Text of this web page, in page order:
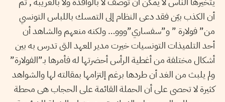
أن الكذب بيّن فقد دعى النظام إلى التمسك باللباس التونسي
من” فولارة ” و”سفساري”ووو… ولكنه منعهم والشاهد أن
أحد التلميذات التونسيات خيرت مدير المعهد التى تدرس به بين
أشكال مختلفة من أغطية الرأس أحضرتها له فأمرها بـ”الفولارة”
ولم يلبث من الغد أن طردها برغم إلتزامها بمقالته لها والشواهد
كثيرة لا تحصى على أن الحملة القائمة على الحجاب هى محطة